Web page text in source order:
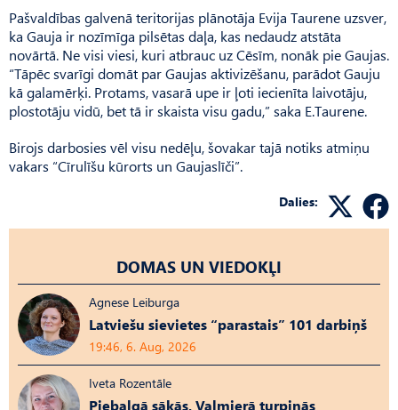
Pašvaldības galvenā teritorijas plānotāja Evija Taurene uzsver,
ka Gauja ir nozīmīga pilsētas daļa, kas nedaudz atstāta
novārtā. Ne visi viesi, kuri atbrauc uz Cēsīm, nonāk pie Gaujas.
“Tāpēc svarīgi domāt par Gaujas aktivizēšanu, parādot Gauju
kā galamērķi. Pro­tams, vasarā upe ir ļoti iecienīta laivotāju,
plostotāju vidū, bet tā ir skaista visu gadu,” saka E.Tau­rene.
Birojs darbosies vēl visu nedēļu, šovakar tajā notiks atmiņu
vakars “Cīrulīšu kūrorts un Gau­jaslīči”.
Dalies:
DOMAS UN VIEDOKĻI
Agnese Leiburga
Latviešu sievietes “parastais” 101 darbiņš
19:46, 6. Aug, 2026
Iveta Rozentāle
Piebalgā sākās, Valmierā turpinās